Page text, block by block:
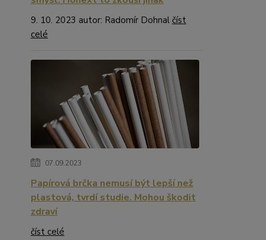
9. 10. 2023 autor: Radomír Dohnal číst
celé
07.09.2023
Papírová brčka nemusí být lepší než
plastová, tvrdí studie. Mohou škodit
zdraví
číst celé